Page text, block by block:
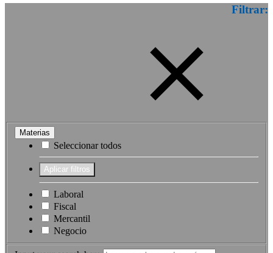
Filtrar:
Materias
Seleccionar todos
Laboral
Fiscal
Mercantil
Negocio